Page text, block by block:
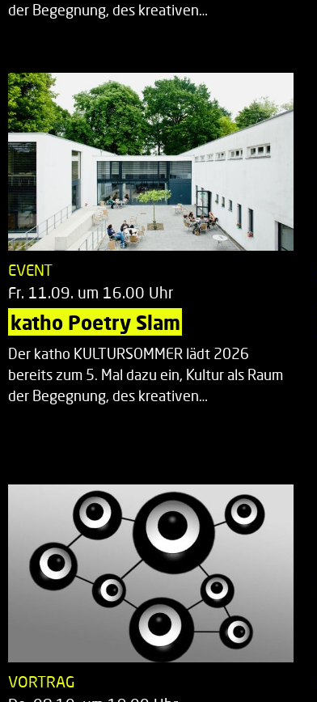
der Begegnung, des kreativen…
EVENT
Fr. 11.09. um 16.00 Uhr
katho Poetry Slam
Der katho KULTURSOMMER lädt 2026
bereits zum 5. Mal dazu ein, Kultur als Raum
der Begegnung, des kreativen…
VORTRAG